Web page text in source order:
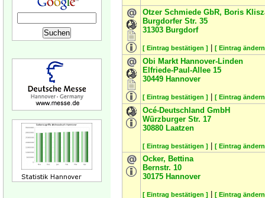
Otzer Schmiede GbR, Boris
Burgdorfer Str. 35
31303 Burgdorf
[ Eintrag bestätigen ] [ Eintrag
Obi Markt Hannover-Linden
Elfriede-Paul-Allee 15
30449 Hannover
[ Eintrag bestätigen ] [ Eintrag
Océ-Deutschland GmbH
Würzburger Str. 17
30880 Laatzen
[ Eintrag bestätigen ] [ Eintrag
Ocker, Bettina
Bernstr. 10
30175 Hannover
[ Eintrag bestätigen ] [ Eintrag